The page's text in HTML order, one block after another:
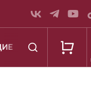
К ШКОЛЕ